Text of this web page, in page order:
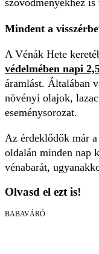
Mindent a
A Vénák Hete
védelmében napi
áramlást. Általában
növényi olajok,
eseménysorozat.
Az érdeklődők már
oldalán minden nap
vénabarát,
Olvasd el ezt is!
BABAVÁRÓ